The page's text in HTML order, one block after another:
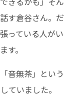
す倉谷さん。だ
っている人がい
す。
音無茶」という
ていました。